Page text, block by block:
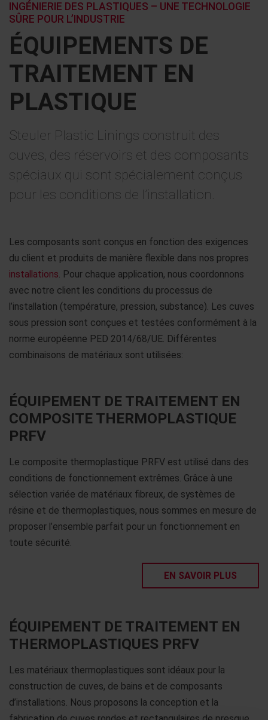
ÉQUIPEMENTS DE
TRAITEMENT EN
PLASTIQUE
INGÉNIERIE DES PLASTIQUES – UNE TECHNOLOGIE
SÛRE POUR L’INDUSTRIE
Steuler Plastic Linings construit des
cuves, des réservoirs et des composants
spéciaux qui sont spécialement conçus
pour les conditions de l’installation.
Les composants sont conçus en fonction des exigences
du client et produits de manière flexible dans nos propres
installations . Pour chaque application, nous coordonnons
avec notre client les conditions du processus de
l’installation (température, pression, substance). Les cuves
sous pression sont conçues et testées conformément à la
norme européenne PED 2014/68/UE. Différentes
combinaisons de matériaux sont utilisées:
ÉQUIPEMENT DE TRAITEMENT EN
COMPOSITE THERMOPLASTIQUE
PRFV
Le composite thermoplastique PRFV est utilisé dans des
conditions de fonctionnement extrêmes. Grâce à une
sélection variée de matériaux fibreux, de systèmes de
résine et de thermoplastiques, nous sommes en mesure de
proposer l’ensemble parfait pour un fonctionnement en
toute sécurité.
EN SAVOIR PLUS
ÉQUIPEMENT DE TRAITEMENT EN
THERMOPLASTIQUES PRFV
Les matériaux thermoplastiques sont idéaux pour la
construction de cuves, de bains et de composants
d’installations. Nous proposons la conception et la